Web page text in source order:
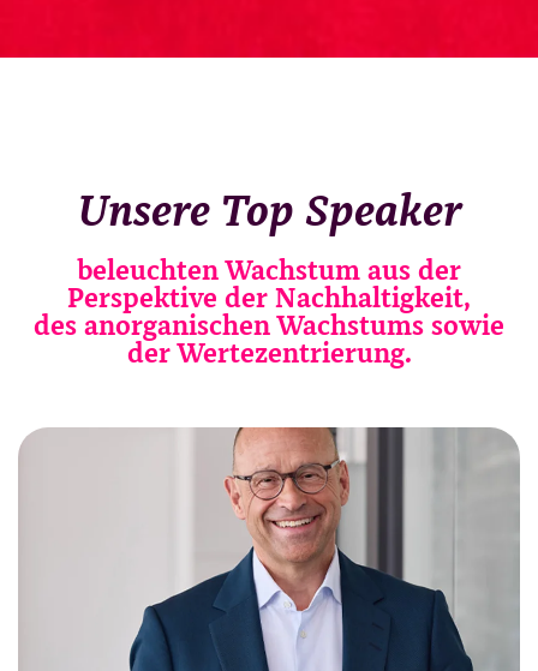
Unsere Top Speaker
beleuchten Wachstum aus der
Perspektive der Nachhaltigkeit,
des anorganischen Wachstums sowie
der Wertezentrierung.